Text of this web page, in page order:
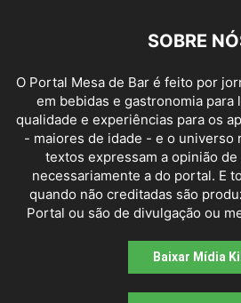
SOBRE
O Portal Mesa de Bar é feito por
em bebidas e gastronomia para
qualidade e experiências para os
- maiores de idade - e o universo
textos expressam a opinião
necessariamente a do portal. E
quando não creditadas são
Portal ou são de divulgação ou
Baixar Mídia